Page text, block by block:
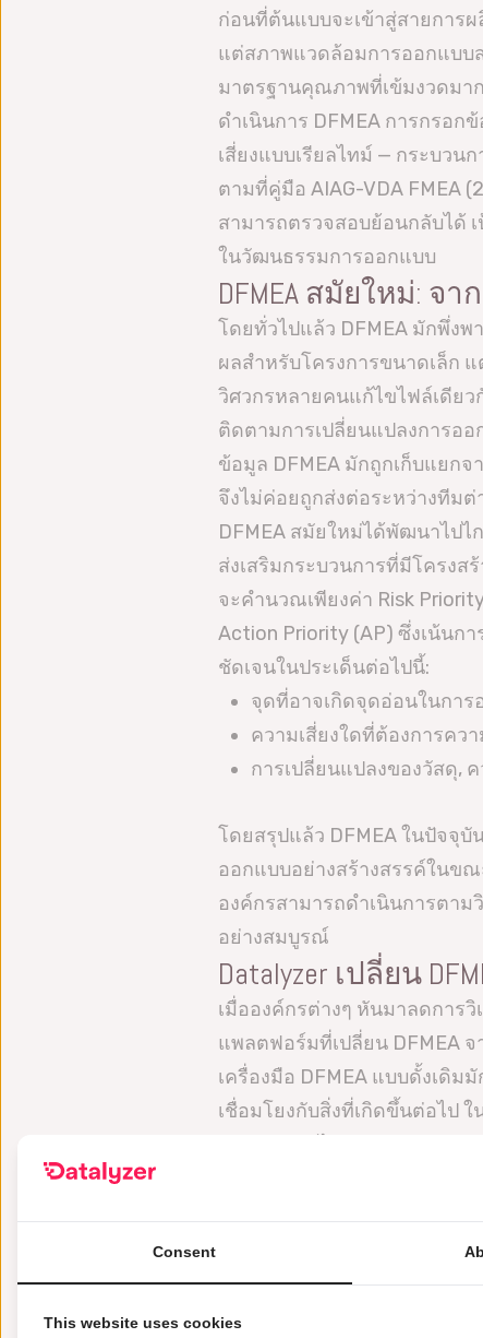
ก่อนที่ต้นแบบจะเข้าสู่สายการผ
แต่สภาพแวดล้อมการออกแบบ
มาตรฐานคุณภาพที่เข้มงวดมาก
ดำเนินการ DFMEA การกรอ
เสี่ยงแบบเรียลไทม์ — กระบว
ตามที่คู่มือ AIAG-VDA FMEA
สามารถตรวจสอบย้อนกลับได้
ในวัฒนธรรมการออกแบบ
DFMEA สมัยใหม่: จ
โดยทั่วไปแล้ว DFMEA มักพึ่ง
ผลสำหรับโครงการขนาดเล็ก
วิศวกรหลายคนแก้ไขไฟล์เดีย
ติดตามการเปลี่ยนแปลงการออ
ข้อมูล DFMEA มักถูกเก็บแยก
จึงไม่ค่อยถูกส่งต่อระหว่างทีมต่
DFMEA สมัยใหม่ได้พัฒนาไปไ
ส่งเสริมกระบวนการที่มีโครงส
จะคำนวณเพียงค่า Risk
Action Priority (AP) ซึ่งเน้นก
ชัดเจนในประเด็นต่อไปนี้:
จุดที่อาจเกิดจุดอ่อนในการ
ความเสี่ยงใดที่ต้องการคว
การเปลี่ยนแปลงของวัสดุ,
โดยสรุปแล้ว DFMEA ในปัจจุ
ออกแบบอย่างสร้างสรรค์ในข
องค์กรสามารถดำเนินการตา
อย่างสมบูรณ์
Datalyzer เปลี่ยน
เมื่อองค์กรต่างๆ หันมาลดการ
แพลตฟอร์มที่เปลี่ยน DFMEA
เครื่องมือ DFMEA แบบดั้งเดิ
เชื่อมโยงกับสิ่งที่เกิดขึ้นต่อไป ใ
CAPA อย่างไร้รอยต่อ สร้าง
ผลิตอย่างต่อเนื่อง และข้อมูล
การวิเคราะห์หน้าที่ไปจน
ย้อนกลับได้
Consent
This website uses cookies